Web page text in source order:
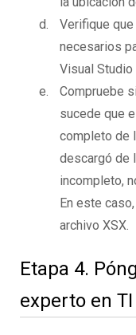
Verifique
necesarios
Visual Studio
Compruebe
sucede que
completo de
descargó de
incompleto,
En este
archivo XSX.
Etapa 4.
experto en TI